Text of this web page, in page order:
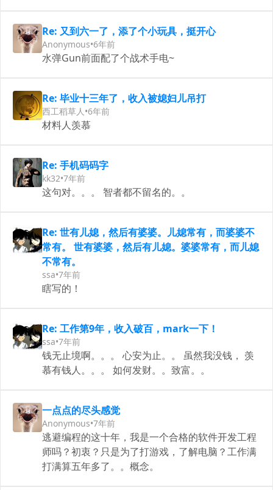
Re: 又到六一了，添了个小玩具，挺开心
Anonymous•6年前
水弹Gun前面配了个战术手电~
Re: 毕业十三年了，收入被媳妇儿吊打
西工稻草人•6年前
材料人羡慕
Re: 手机码码字
kk32•7年前
这句对。。。 智者都不留名的。。
Re: 世有儿媳，然后有婆婆。儿媳常有，而婆婆不
常有。 世有婆婆，然后有儿媳。婆婆常有，而儿媳
不常有。
ssa•7年前
瞎写的！
Re: 工作第9年，收入破百，mark一下！
ssa•7年前
钱无止境啊。。。 心安为止。。 虽然我没钱， 羡
慕有钱人。。。 如何发财。。致富。。
一点点的尽头感觉
Anonymous•7年前
逃避编程的这十年，我是一个合格的软件开发工程
师吗？初衷？只是为了打游戏，了解电脑？工作满
打满算五年多了。。概念。